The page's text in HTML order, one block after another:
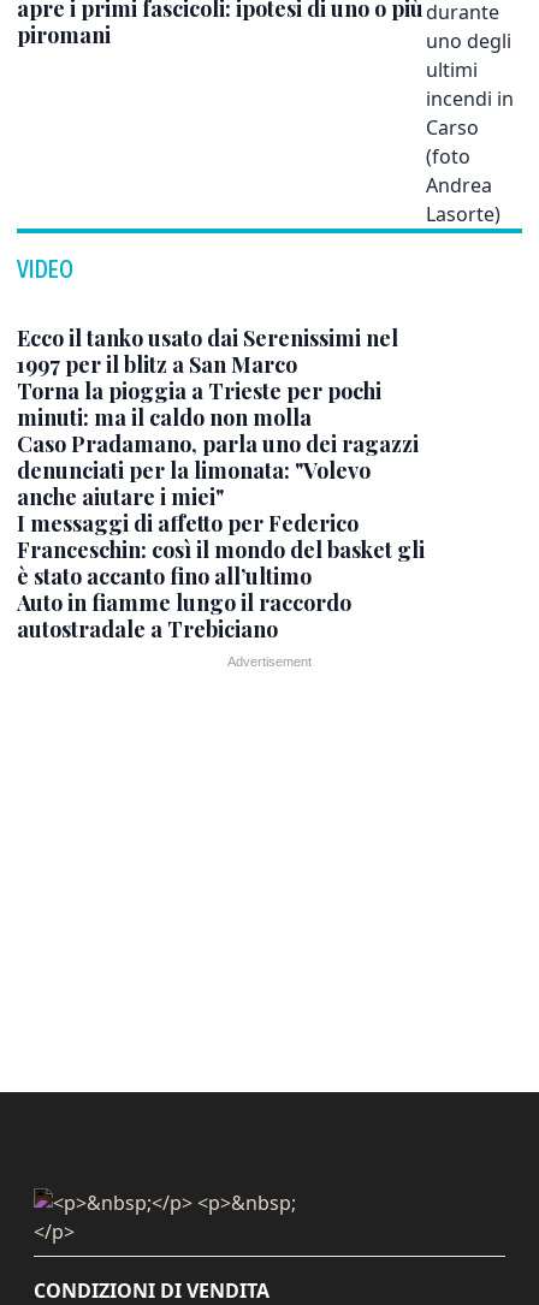
apre i primi fascicoli: ipotesi di uno o più
piromani
VIDEO
Ecco il tanko usato dai Serenissimi nel
1997 per il blitz a San Marco
Torna la pioggia a Trieste per pochi
minuti: ma il caldo non molla
Caso Pradamano, parla uno dei ragazzi
denunciati per la limonata: "Volevo
anche aiutare i miei"
I messaggi di affetto per Federico
Franceschin: così il mondo del basket gli
è stato accanto fino all’ultimo
Auto in fiamme lungo il raccordo
autostradale a Trebiciano
CONDIZIONI DI VENDITA